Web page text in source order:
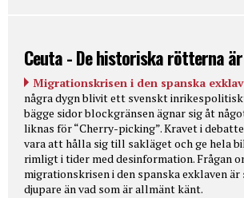
Ceuta - De historiska rötterna
Migrationskrisen i den spanska
några dygn blivit ett svenskt
bägge sidor blockgränsen ägnar sig åt
liknas för “Cherry-picking”. Kravet i
vara att hålla sig till sakläget och ge hela
rimligt i tider med desinformation. Frågan
migrationskrisen i den spanska exklaven
djupare än vad som är allmänt känt.